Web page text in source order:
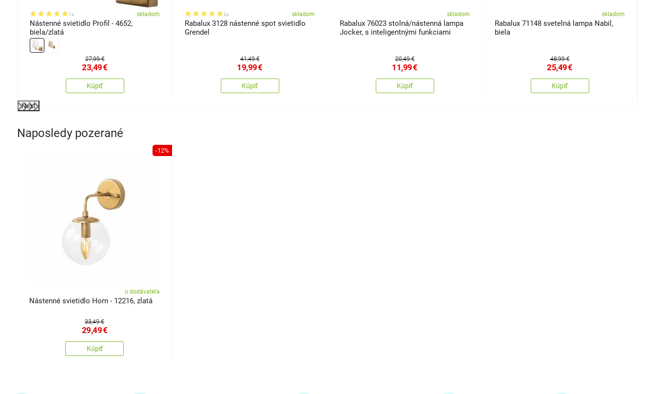
1x skladom
Nástenné svietidlo Profil - 4652,
biela/zlatá
27,99 €
23,49€
Kúpiť
2x skladom
Rabalux 3128 nástenné spot svietidlo
Grendel
41,49 €
19,99€
Kúpiť
skladom
Rabalux 76023 stolná/nástenná lampa
Jocker, s inteligentnými funkciami
20,49 €
11,99€
Kúpiť
skladom
Rabalux 71148 svetelná lampa Nabil,
biela
48,99 €
25,49€
Kúpiť
Next
Naposledy pozerané
-12%
u dodávateľa
Nástenné svietidlo Horn - 12216, zlatá
33,49 €
29,49€
Kúpiť